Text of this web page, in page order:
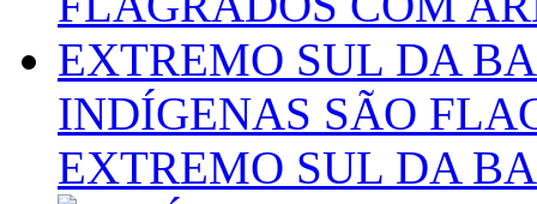
INDÍGENAS SÃO
EXTREMO SUL DA